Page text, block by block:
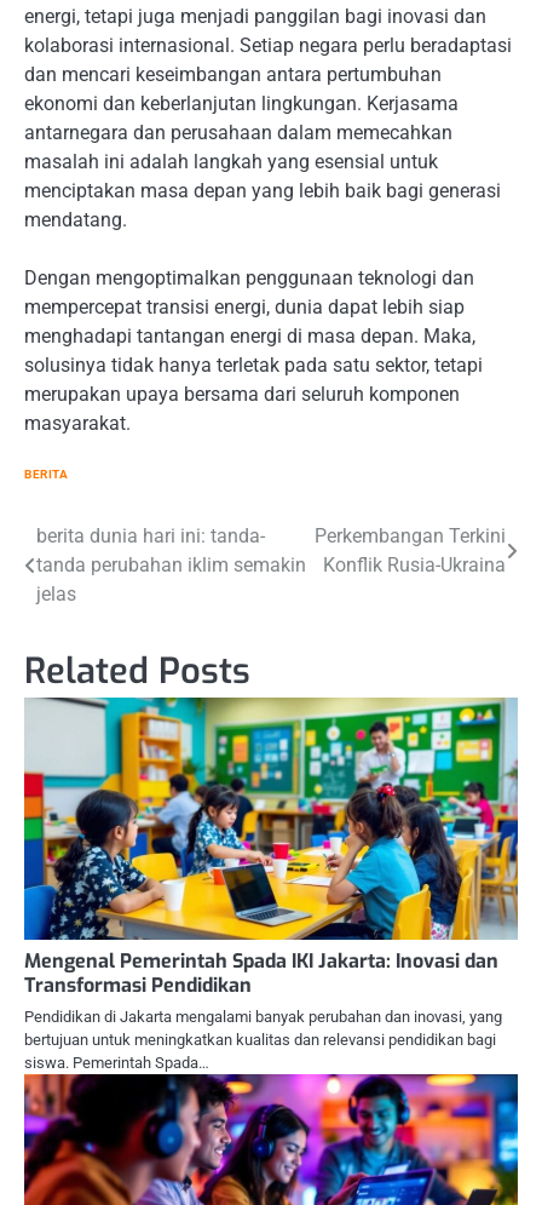
energi, tetapi juga menjadi panggilan bagi inovasi dan
kolaborasi internasional. Setiap negara perlu beradaptasi
dan mencari keseimbangan antara pertumbuhan
ekonomi dan keberlanjutan lingkungan. Kerjasama
antarnegara dan perusahaan dalam memecahkan
masalah ini adalah langkah yang esensial untuk
menciptakan masa depan yang lebih baik bagi generasi
mendatang.
Dengan mengoptimalkan penggunaan teknologi dan
mempercepat transisi energi, dunia dapat lebih siap
menghadapi tantangan energi di masa depan. Maka,
solusinya tidak hanya terletak pada satu sektor, tetapi
merupakan upaya bersama dari seluruh komponen
masyarakat.
BERITA
Navigasi
pos
berita dunia hari ini: tanda-
tanda perubahan iklim semakin
jelas
Perkembangan Terkini
Konflik Rusia-Ukraina
Related Posts
Mengenal Pemerintah Spada IKI Jakarta: Inovasi dan
Transformasi Pendidikan
Pendidikan di Jakarta mengalami banyak perubahan dan inovasi, yang
bertujuan untuk meningkatkan kualitas dan relevansi pendidikan bagi
siswa. Pemerintah Spada…